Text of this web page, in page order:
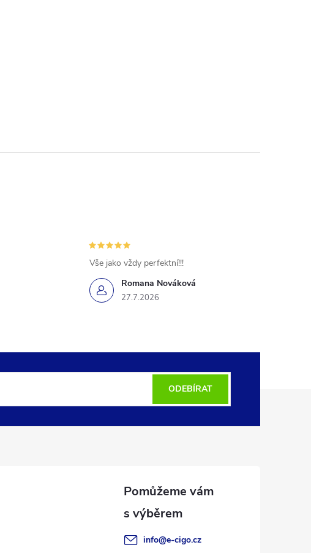
Romana Nováková
27.7.2026
Vše jako vždy perfektní!!!
ODEBÍRAT
info@e-cigo.cz